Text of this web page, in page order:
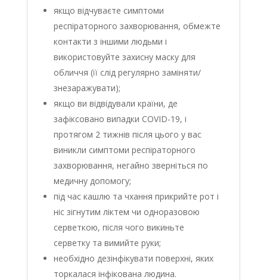
якщо відчуваєте симптоми
респіраторного захворювання, обмежте
контакти з іншими людьми і
використовуйте захисну маску для
обличчя (її слід регулярно заміняти/
знезаражувати);
якщо ви відвідували країни, де
зафіксовано випадки COVID-19, і
протягом 2 тижнів після цього у вас
виникли симптоми респіраторного
захворювання, негайно зверніться по
медичну допомогу;
під час кашлю та чхання прикрийте рот і
ніс зігнутим ліктем чи одноразовою
серветкою, після чого викиньте
серветку та вимийте руки;
необхідно дезінфікувати поверхні, яких
торкалася інфікована людина.